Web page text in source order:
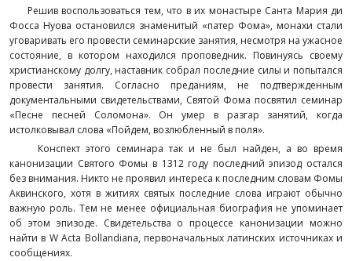
Решив воспользоваться тем, что в их монастыре Санта Мария ди
Фосса Нуова остановился знаменитый «патер Фома», монахи стали
уговаривать его провести семинарские занятия, несмотря на ужасное
состояние, в котором находился проповедник. Повинуясь своему
христианскому долгу, наставник собрал последние силы и попытался
провести занятия. Согласно преданиям, не подтвержденным
документальными свидетельствами, Святой Фома посвятил семинар
«Песне песней Соломона». Он умер в разгар занятий, когда
истолковывал слова «Пойдем, возлюбленный в поля».
Конспект этого семинара так и не был найден, а во время
канонизации Святого Фомы в 1312 году последний эпизод остался
без внимания. Никто не проявил интереса к последним словам Фомы
Аквинского, хотя в житиях святых последние слова играют обычно
важную роль. Тем не менее официальная биография не упоминает
об этом эпизоде. Свидетельства о процессе канонизации можно
найти в W Acta Bollandiana, первоначальных латинских источниках и
сообщениях.